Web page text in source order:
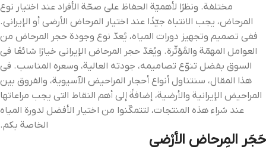
مختلفة. ونظرًا لأهميّة الحفاظ على صحّة الأفراد عند اختيار نوع
المرحاض، يجب الانتباه جيّدًا عند اختيار المرحاض الأرضي أو الإيراني.
ففي تصميم وتجهيز دورات المياه، يُعدّ نوع وجودة حجر المرحاض من
العوامل المهمّة والمُؤثّرة. ويُعَدّ حجر المرحاض الإيراني خيارًا شائعًا في
السوق بفضل تنوّع تصاميمه، جودته العالية، وسعره المناسب. في
هذا المقال، سنتناول أنواع أحجار المراحيض الآسيوية، والفروق بين
المراحيض الإيرانية والأرضية، إضافةً إلى أهم النقاط التي يجب مراعاتها
عند شراء هذه المنتجات، لتتمكّنوا من اختيار الأفضل لدورة المياه
الخاصة بكم.
حَجَر المِرحاض الأرْضي